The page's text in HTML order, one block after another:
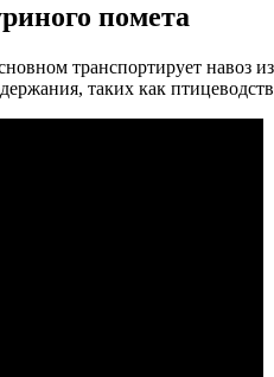
помета
транспортирует навоз
таких как